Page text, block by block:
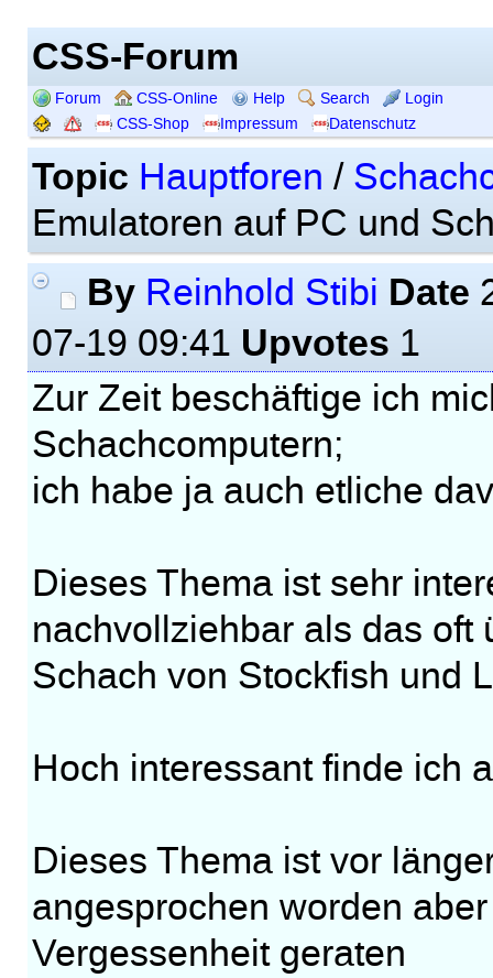
CSS-Forum
Forum CSS-Online Help Search
Login
CSS-Shop
Impressum Datenschutz
Topic Hauptforen /
Emulatoren auf PC und
By Reinhold Stibi Date
07-19 09:41 Upvotes 1
Zur Zeit beschäftige ich
Schachcomputern;
ich habe ja auch etliche
Dieses Thema ist sehr
nachvollziehbar als das oft
Schach von Stockfish und
Hoch interessant finde ich
Dieses Thema ist vor
angesprochen worden
Vergessenheit geraten